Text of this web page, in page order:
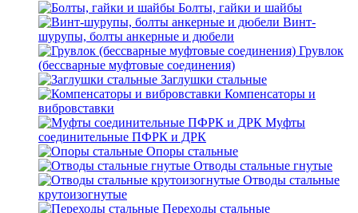
Болты, гайки и шайбы
Винт-
шурупы, болты анкерные и дюбели
Грувлок
(бессварные муфтовые соединения)
Заглушки стальные
Компенсаторы и
вибровставки
Муфты
соединительные ПФРК и ДРК
Опоры стальные
Отводы стальные гнутые
Отводы стальные
крутоизогнутые
Переходы стальные